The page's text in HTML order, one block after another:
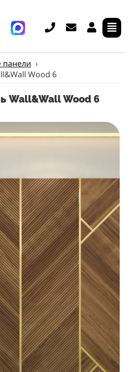
панели ›
Wood 6
Wall&Wall Wood 6